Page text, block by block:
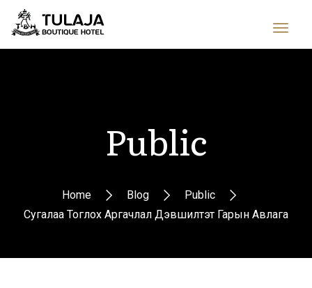
Public
Home Blog
Public
Сугалаа Тоглох Аргачлал Дэвшилтэт Гарын Авлага